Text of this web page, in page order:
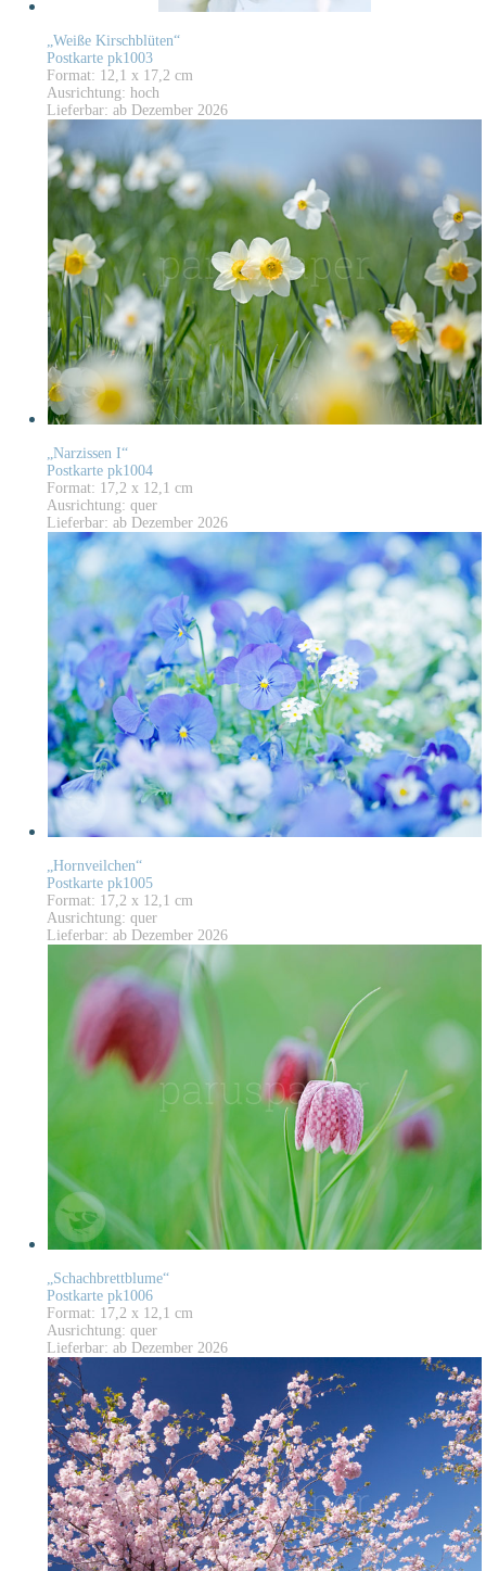
„Weiße Kirschblüten“
Postkarte pk1003
Format: 12,1 x 17,2 cm
Ausrichtung: hoch
Lieferbar: ab Dezember 2026
„Narzissen I“
Postkarte pk1004
Format: 17,2 x 12,1 cm
Ausrichtung: quer
Lieferbar: ab Dezember 2026
„Hornveilchen“
Postkarte pk1005
Format: 17,2 x 12,1 cm
Ausrichtung: quer
Lieferbar: ab Dezember 2026
„Schachbrettblume“
Postkarte pk1006
Format: 17,2 x 12,1 cm
Ausrichtung: quer
Lieferbar: ab Dezember 2026